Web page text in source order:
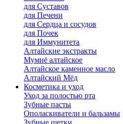
для Cуставов
для Печени
для Сердца и сосудов
для Почек
для Иммунитета
Алтайские экстракты
Мумиё алтайское
Алтайское каменное масло
Алтайский Мёд
Косметика и уход
Уход за полостью рта
Зубные пасты
Ополаскиватели и бальзамы
Зубные щетки